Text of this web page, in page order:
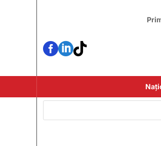
